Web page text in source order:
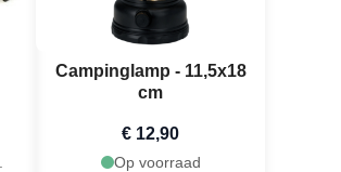
Campinglamp - 11,5x18
cm
€ 12,90
Op voorraad